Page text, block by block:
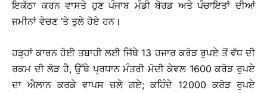
ਇਕੱਠਾ ਕਰਨ ਵਾਸਤੇ ਹੁਣ ਪੰਜਾਬ ਮੰਡੀ ਬੋਰਡ ਅਤੇ ਪੰਚਾਇਤਾਂ ਦੀਆਂ
ਜਮੀਨਾਂ ਵੇਚਣ ’ਤੇ ਤੁਲੇ ਹੋਏ ਹਨ।
ਹੜ੍ਹਾਂ ਕਾਰਨ ਹੋਈ ਤਬਾਹੀ ਲਈ ਜਿੱਥੇ 13 ਹਜਾਰ ਕਰੋੜ ਰੁਪਏ ਤੋਂ ਵੱਧ ਦੀ
ਰਕਮ ਦੀ ਲੋੜ ਹੈ, ਉੱਥੇ ਪ੍ਰਧਾਨ ਮੰਤਰੀ ਮੋਦੀ ਕੇਵਲ 1600 ਕਰੋੜ ਰੁਪਏ
ਦਾ ਐਲਾਨ ਕਰਕੇ ਵਾਪਸ ਚਲੇ ਗਏ; ਕਹਿੰਦੇ 12000 ਕਰੋੜ ਰੁਪਏ